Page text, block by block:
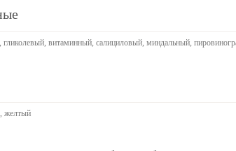
витаминный, салициловый, миндальный,
желтый